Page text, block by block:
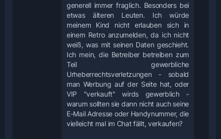
generell immer fraglich. Besonders bei
etwas älteren Leuten. Ich würde
meinem Kind nicht erlauben sich in
einem Retro anzumelden, da ich nicht
weiß, was mit seinen Daten geschieht.
Ich mein, die Betreiber betreiben zum
Teil gewerbliche
Urheberrechtsverletzungen - sobald
man Werbung auf der Seite hat, oder
VIP "verkauft" wirds gewerblich -
warum sollten sie dann nicht auch seine
E-Mail Adresse oder Handynummer, die
vielleicht mal im Chat fällt, verkaufen?